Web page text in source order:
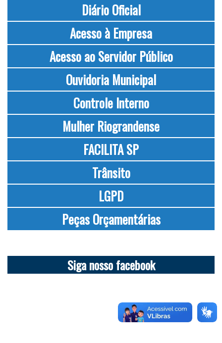
Diário Oficial
Acesso à Empresa
Acesso ao Servidor Público
Ouvidoria Municipal
Controle Interno
Mulher Riograndense
FACILITA SP
Trânsito
LGPD
Peças Orçamentárias
Siga nosso facebook